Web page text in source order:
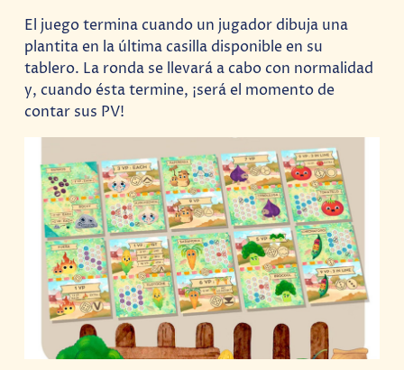
El juego termina cuando un jugador dibuja una
plantita en la última casilla disponible en su
tablero. La ronda se llevará a cabo con normalidad
y, cuando ésta termine, ¡será el momento de
contar sus PV!